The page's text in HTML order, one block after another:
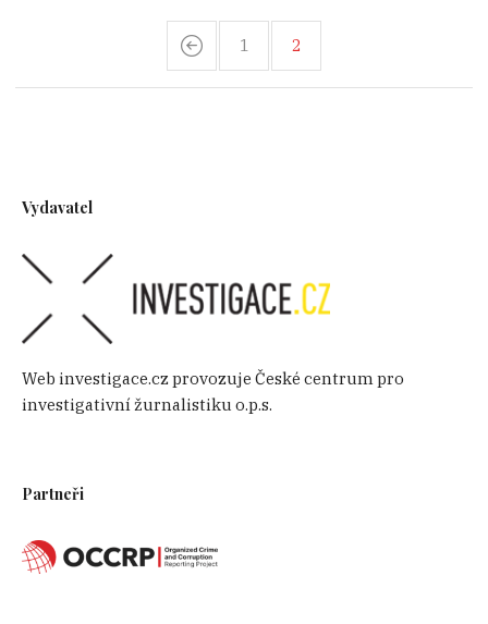
1 2
Vydavatel
Web investigace.cz provozuje České centrum pro
investigativní žurnalistiku o.p.s.
Partneři